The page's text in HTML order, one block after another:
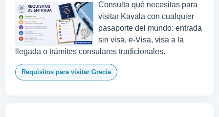
Consulta qué necesitas para
visitar Kavala con cualquier
pasaporte del mundo: entrada
sin visa, e-Visa, visa a la
llegada o trámites consulares tradicionales.
Requisitos para visitar Grecia